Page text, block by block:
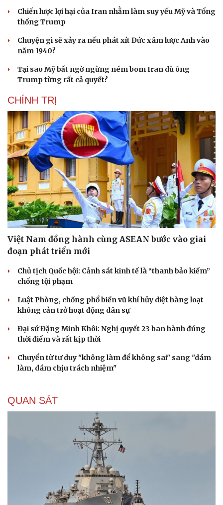
Chiến lược lợi hại của Iran nhằm làm suy yếu Mỹ và Tổng
thống Trump
Chuyện gì sẽ xảy ra nếu phát xít Đức xâm lược Anh vào
năm 1940?
Tại sao Mỹ bất ngờ ngừng ném bom Iran dù ông
Trump từng rất cả quyết?
CHÍNH TRỊ
Việt Nam đồng hành cùng ASEAN bước vào giai
đoạn phát triển mới
Chủ tịch Quốc hội: Cảnh sát kinh tế là “thanh bảo kiếm”
chống tội phạm
Luật Phòng, chống phổ biến vũ khí hủy diệt hàng loạt
không cản trở hoạt động dân sự
Đại sứ Đặng Minh Khôi: Nghị quyết 23 ban hành đúng
thời điểm và rất kịp thời
Chuyển từ tư duy "không làm để không sai" sang "dám
làm, dám chịu trách nhiệm"
QUAN SÁT